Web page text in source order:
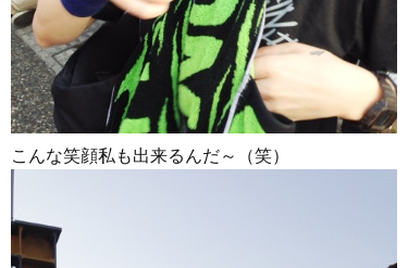
こんな笑顔私も出来るんだ～（笑）